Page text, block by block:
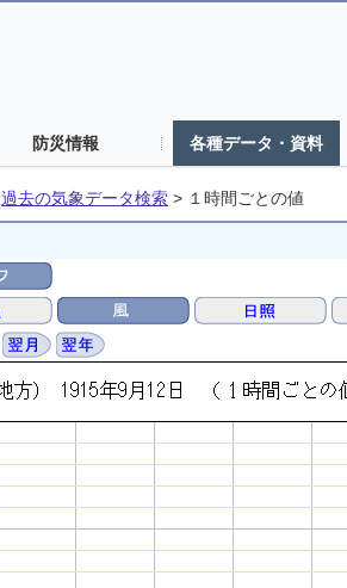
防災情報 各種データ・資料
過去の気象データ検索 > １時間ごとの値